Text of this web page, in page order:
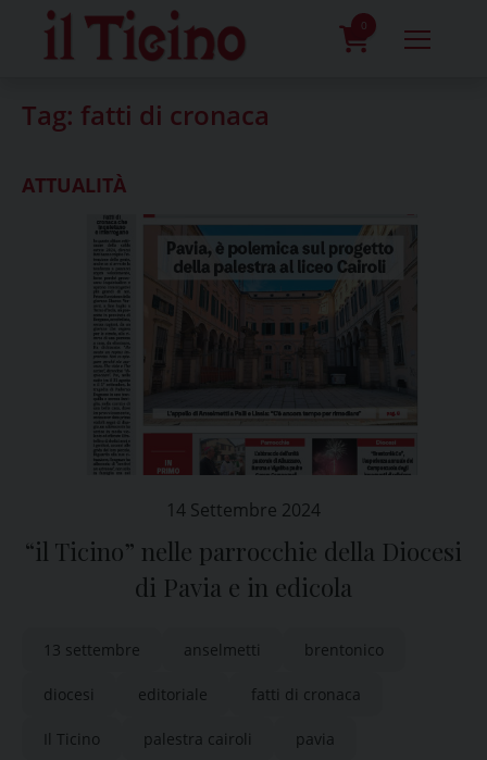
content
0
Tag: fatti di cronaca
ATTUALITÀ
14 Settembre 2024
“il Ticino” nelle parrocchie della Diocesi
di Pavia e in edicola
13 settembre anselmetti brentonico
diocesi editoriale fatti di cronaca
Il Ticino palestra cairoli pavia